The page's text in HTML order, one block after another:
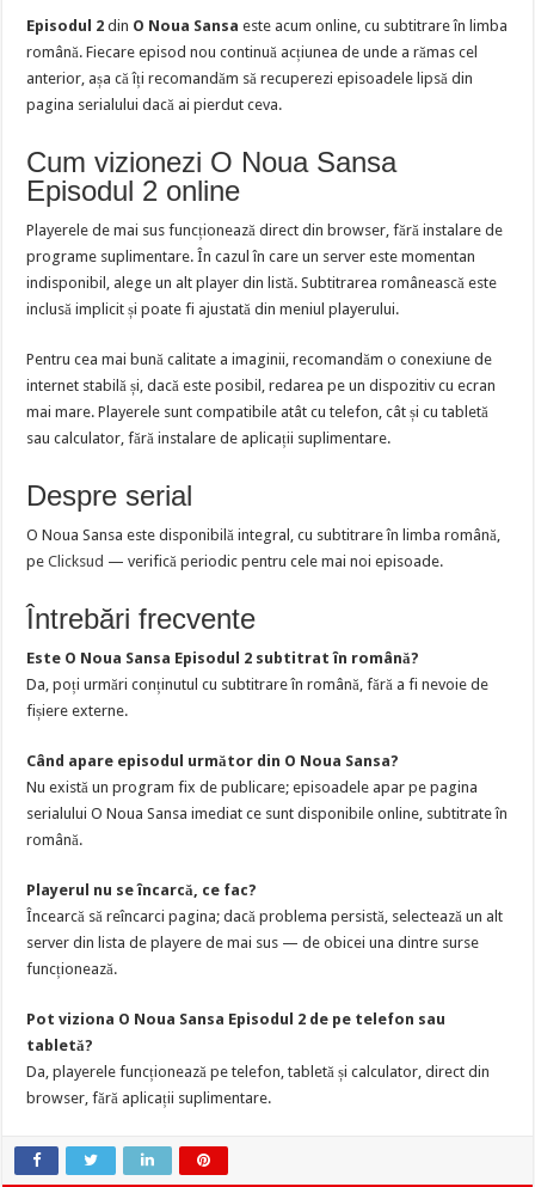
Episodul 2 din O Noua Sansa este acum online, cu subtitrare în limba
română. Fiecare episod nou continuă acțiunea de unde a rămas cel
anterior, așa că îți recomandăm să recuperezi episoadele lipsă din
pagina serialului dacă ai pierdut ceva.
Cum vizionezi O Noua Sansa
Episodul 2 online
Playerele de mai sus funcționează direct din browser, fără instalare de
programe suplimentare. În cazul în care un server este momentan
indisponibil, alege un alt player din listă. Subtitrarea românească este
inclusă implicit și poate fi ajustată din meniul playerului.
Pentru cea mai bună calitate a imaginii, recomandăm o conexiune de
internet stabilă și, dacă este posibil, redarea pe un dispozitiv cu ecran
mai mare. Playerele sunt compatibile atât cu telefon, cât și cu tabletă
sau calculator, fără instalare de aplicații suplimentare.
Despre serial
O Noua Sansa este disponibilă integral, cu subtitrare în limba română,
peClicksud — verifică periodic pentru cele mai noi episoade.
Întrebări frecvente
Este O Noua Sansa Episodul 2 subtitrat în română?
Da, poți urmări conținutul cu subtitrare în română, fără a fi nevoie de
fișiere externe.
Când apare episodul următor din O Noua Sansa?
Nu există un program fix de publicare; episoadele apar pe pagina
serialului O Noua Sansa imediat ce sunt disponibile online, subtitrate în
română.
Playerul nu se încarcă, ce fac?
Încearcă să reîncarci pagina; dacă problema persistă, selectează un alt
server din lista de playere de mai sus — de obicei una dintre surse
funcționează.
Pot viziona O Noua Sansa Episodul 2 de pe telefon sau
tabletă?
Da, playerele funcționează pe telefon, tabletă și calculator, direct din
browser, fără aplicații suplimentare.